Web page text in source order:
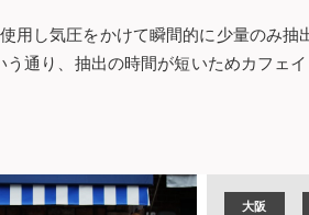
用し気圧をかけて瞬間的に少量のみ抽
う通り、抽出の時間が短いためカフェ
大阪